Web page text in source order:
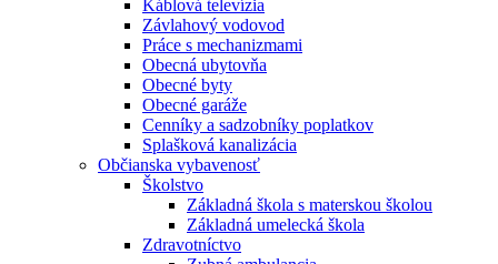
Káblová televízia
Závlahový vodovod
Práce s mechanizmami
Obecná ubytovňa
Obecné byty
Obecné garáže
Cenníky a sadzobníky poplatkov
Splašková kanalizácia
Občianska vybavenosť
Školstvo
Základná škola s materskou školou
Základná umelecká škola
Zdravotníctvo